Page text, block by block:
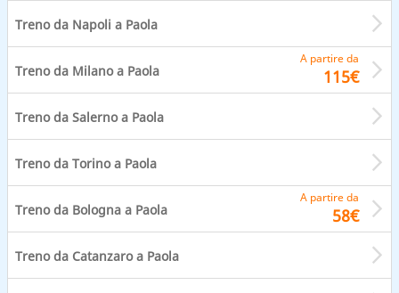
Treno da Napoli a Paola
A partire da
115€
Treno da Milano a Paola
Treno da Salerno a Paola
Treno da Torino a Paola
A partire da
58€
Treno da Bologna a Paola
Treno da Catanzaro a Paola